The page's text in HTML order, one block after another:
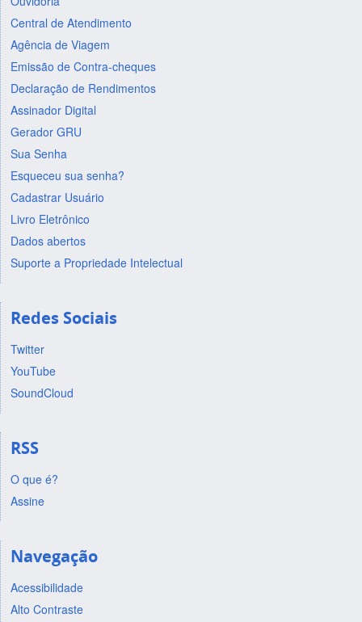
Central de Atendimento
Agência de Viagem
Emissão de Contra-cheques
Declaração de Rendimentos
Assinador Digital
Gerador GRU
Sua Senha
Esqueceu sua senha?
Cadastrar Usuário
Livro Eletrônico
Dados abertos
Suporte a Propriedade Intelectual
Redes Sociais
Twitter
YouTube
SoundCloud
RSS
O que é?
Assine
Navegação
Acessibilidade
Alto Contraste